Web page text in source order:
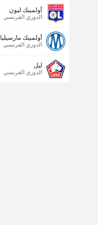
أولمبيك ليون
الدوري الفرنسي
أولمبيك مارسيليا
الدوري الفرنسي
ليل
الدوري الفرنسي